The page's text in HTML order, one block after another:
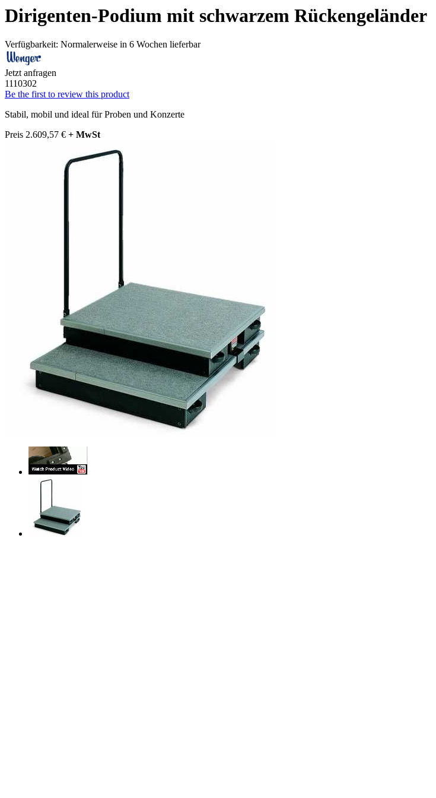
Dirigenten-Podium mit schwarzem Rückengeländer
Verfügbarkeit: Normalerweise in 6 Wochen lieferbar
Jetzt anfragen
1110302
Be the first to review this product
Stabil, mobil und ideal für Proben und Konzerte
Preis 2.609,57 € + MwSt